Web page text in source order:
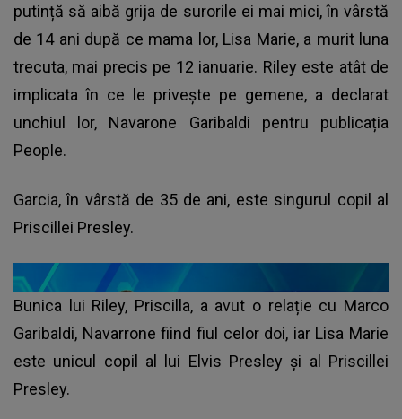
putință să aibă grija de surorile ei mai mici, în vârstă
de 14 ani după ce mama lor, Lisa Marie, a murit luna
trecuta, mai precis pe 12 ianuarie. Riley este atât de
implicata în ce le privește pe gemene, a declarat
unchiul lor, Navarone Garibaldi pentru publicația
People.
Garcia, în vârstă de 35 de ani, este singurul copil al
Priscillei Presley.
Bunica lui Riley, Priscilla, a avut o relație cu Marco
Garibaldi, Navarrone fiind fiul celor doi, iar Lisa Marie
este unicul copil al lui Elvis Presley și al Priscillei
Presley.